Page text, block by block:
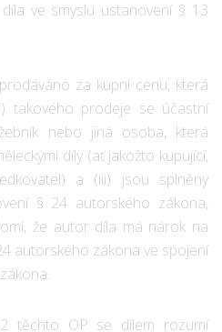
ve smyslu ustanovení § 13
za kupní cenu, která
takového prodeje se účastní
nebo jiná osoba, která
díly (ať jakožto kupující,
a (iii) jsou splněny
§ 24 autorského zákona,
že autor díla má nárok na
autorského zákona ve spojení
těchto OP se dílem rozumí